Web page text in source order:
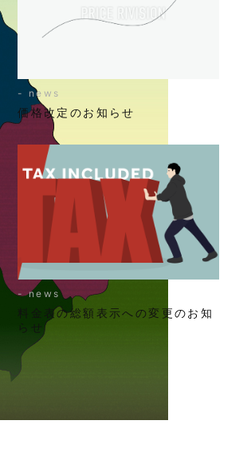
- news
価格改定のお知らせ
- news
料金表の総額表示への変更のお知
らせ